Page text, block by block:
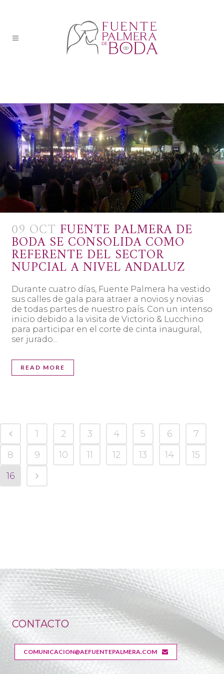
09 OCT FUENTE PALMERA DE
BODA SE CONSOLIDA COMO
REFERENTE DEL SECTOR
NUPCIAL A NIVEL ANDALUZ
Durante cuatro días, Fuente Palmera ha vestido
sus calles de gala para atraer a novios y novias
de todas partes de nuestro país. Con un intenso
inicio debido a la visita de Victorio & Lucchino
para participar en el corte de cinta inaugural,
ser jurado...
READ MORE
1 2 3 4 5 6
7
8
9 10 11 12 13 14
15
16
CONTACTO
COMUNICACION@AEFUENTEPALMERA.COM